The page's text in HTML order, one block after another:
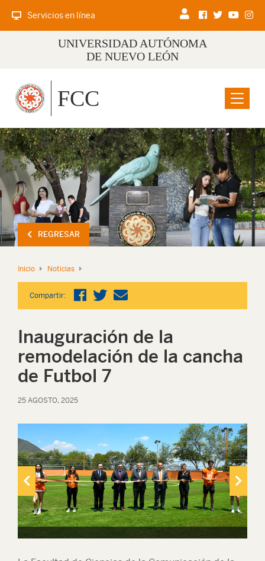
Servicios en línea
UNIVERSIDAD AUTÓNOMA
DE NUEVO LEÓN
Menu
FCC
REGRESAR
Inicio Noticias
Compartir:
Inauguración de la
remodelación de la cancha
de Futbol 7
25 AGOSTO, 2025